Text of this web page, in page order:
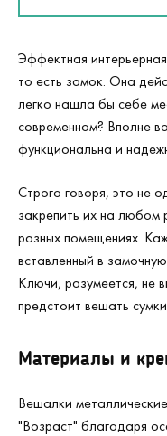
Эффектная
то есть замок. Она
легко нашла бы себе
современном? Вполне
функциональна и
Строго говоря, это не
закрепить их на любом
разных помещениях.
вставленный в
Ключи, разумеется, не
предстоит вешать
Материалы и
Вешалки
"Возраст" благодаря